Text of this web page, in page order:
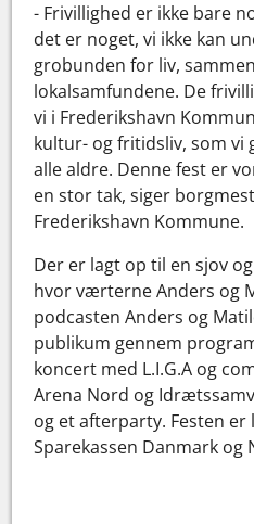
- Frivillighed er ikke bare
det er noget, vi ikke kan
grobunden for liv,
lokalsamfundene. De
vi i Frederikshavn
kultur- og fritidsliv, som vi
alle aldre. Denne fest er
en stor tak, siger
Frederikshavn Kommune.
Der er lagt op til en sjov
hvor værterne Anders og
podcasten Anders og
publikum gennem
koncert med L.I.G.A og
Arena Nord og
og et afterparty. Festen
Sparekassen Danmark og